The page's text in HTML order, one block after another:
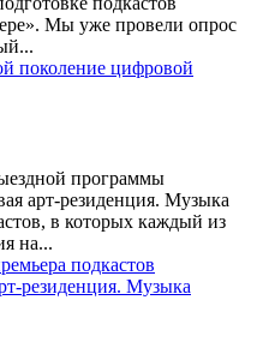
Мы уже провели опрос
поколение цифровой
программы
арт-резиденция. Музыка
в которых каждый из
на...
подкастов
резиденция. Музыка